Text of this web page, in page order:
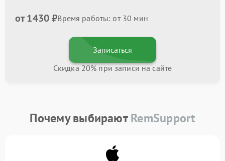
от 1430 ₽Время работы: от 30 мин
Записаться
Скидка 20% при записи на сайте
Почему выбираютRemSupport